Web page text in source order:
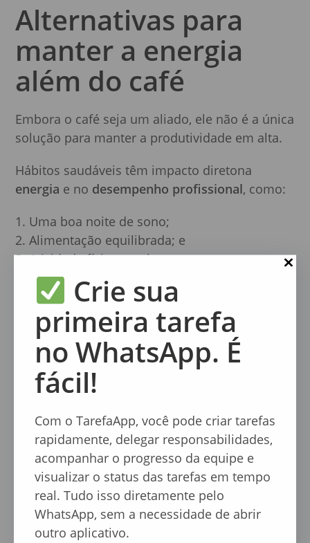
Alternativas para
manter a energia
além do café
Embora o café seja um aliado, ele não é a única
solução para manter a produtividade em alta.
Hábitos saudáveis têm impacto diretona
energia e no desempenho profissional, como:
Uma boa noite de sono;
Alimentação equilibrada; e
Atividade física regular.
Alternativas ao café para Aumentar a
Produtividade.
Bebidas comochá verde, matcha e smoothies
naturaispodem ser boas alternativas para
variar o consumo de café sem abrir mão de um
Crie sua
primeira tarefa
no WhatsApp. É
fácil!
Com o TarefaApp, você pode criar tarefas
rapidamente, delegar responsabilidades,
acompanhar o progresso da equipe e
visualizar o status das tarefas em tempo
real. Tudo isso diretamente pelo
WhatsApp, sem a necessidade de abrir
outro aplicativo.